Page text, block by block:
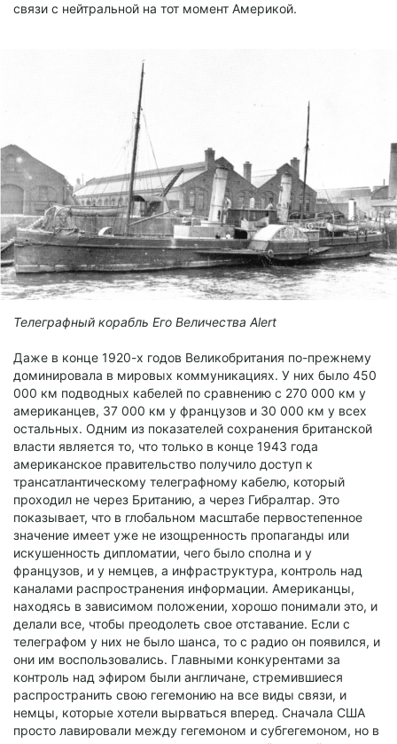
связи с нейтральной на тот момент Америкой.
Телеграфный корабль Его Величества Alert
Даже в конце 1920-х годов Великобритания по-прежнему
доминировала в мировых коммуникациях. У них было 450
000 км подводных кабелей по сравнению с 270 000 км у
американцев, 37 000 км у французов и 30 000 км у всех
остальных. Одним из показателей сохранения британской
власти является то, что только в конце 1943 года
американское правительство получило доступ к
трансатлантическому телеграфному кабелю, который
проходил не через Британию, а через Гибралтар. Это
показывает, что в глобальном масштабе первостепенное
значение имеет уже не изощренность пропаганды или
искушенность дипломатии, чего было сполна и у
французов, и у немцев, а инфраструктура, контроль над
каналами распространения информации. Американцы,
находясь в зависимом положении, хорошо понимали это, и
делали все, чтобы преодолеть свое отставание. Если с
телеграфом у них не было шанса, то с радио он появился, и
они им воспользовались. Главными конкурентами за
контроль над эфиром были англичане, стремившиеся
распространить свою гегемонию на все виды связи, и
немцы, которые хотели вырваться вперед. Сначала США
просто лавировали между гегемоном и субгегемоном, но в